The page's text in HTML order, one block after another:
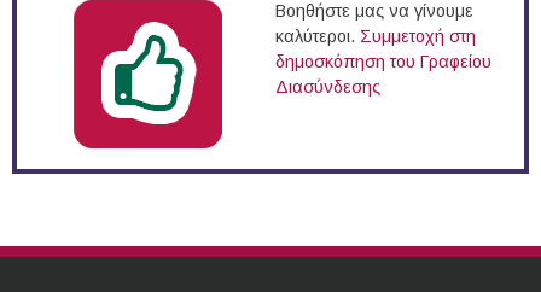
Βοηθήστε μας να γίνουμε
καλύτεροι. Συμμετοχή στη
δημοσκόπηση του Γραφείου
Διασύνδεσης